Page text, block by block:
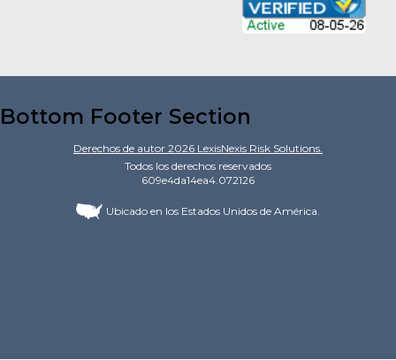
Bottom Footer Section
Derechos de autor 2026 LexisNexis Risk Solutions.
Todos los derechos reservados
609e4da14ea4.072126
Ubicado en los Estados Unidos de América.